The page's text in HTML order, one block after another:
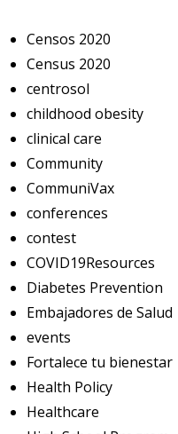
Censos 2020
Census 2020
centrosol
childhood obesity
clinical care
Community
CommuniVax
conferences
contest
COVID19Resources
Diabetes Prevention
Embajadores de Salud
events
Fortalece tu bienestar
Health Policy
Healthcare